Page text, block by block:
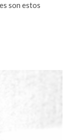
son estos